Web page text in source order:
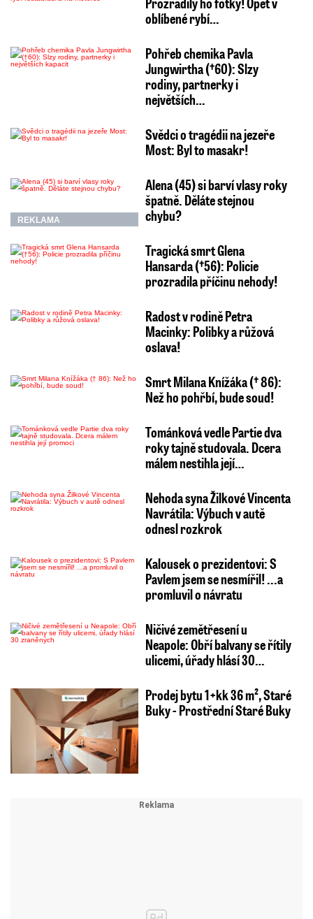
oblíbené rybí…
Pohřeb chemika Pavla
Jungwirtha (†60): Slzy
rodiny, partnerky i
největších…
Svědci o tragédii na jezeře
Most: Byl to masakr!
REKLAMA
Alena (45) si barví vlasy roky
špatně. Děláte stejnou
chybu?
Tragická smrt Glena
Hansarda (†56): Policie
prozradila příčinu nehody!
Radost v rodině Petra
Macinky: Polibky a růžová
oslava!
Smrt Milana Knížáka († 86):
Než ho pohřbí, bude soud!
Tománková vedle Partie dva
roky tajně studovala. Dcera
málem nestihla její…
Nehoda syna Žilkové Vincenta
Navrátila: Výbuch v autě
odnesl rozkrok
Kalousek o prezidentovi: S
Pavlem jsem se nesmířil! ...a
promluvil o návratu
Ničivé zemětřesení u
Neapole: Obří balvany se řítily
ulicemi, úřady hlásí 30…
Prodej bytu 1+kk 36 m², Staré
Buky - Prostřední Staré Buky